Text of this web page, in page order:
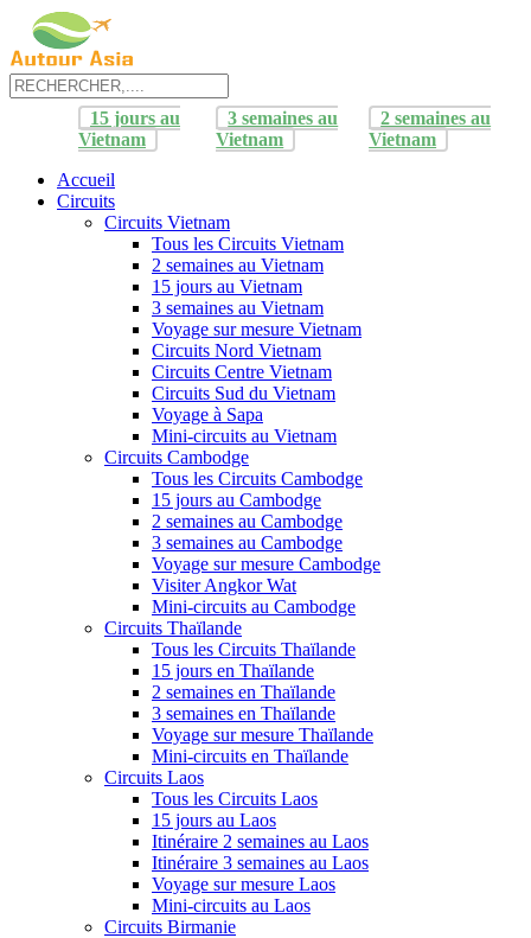
15 jours au
Vietnam
3 semaines au
Vietnam
2 semaines au
Vietnam
Accueil
Circuits
Circuits Vietnam
Tous les Circuits Vietnam
2 semaines au Vietnam
15 jours au Vietnam
3 semaines au Vietnam
Voyage sur mesure Vietnam
Circuits Nord Vietnam
Circuits Centre Vietnam
Circuits Sud du Vietnam
Voyage à Sapa
Mini-circuits au Vietnam
Circuits Cambodge
Tous les Circuits Cambodge
15 jours au Cambodge
2 semaines au Cambodge
3 semaines au Cambodge
Voyage sur mesure Cambodge
Visiter Angkor Wat
Mini-circuits au Cambodge
Circuits Thaïlande
Tous les Circuits Thaïlande
15 jours en Thaïlande
2 semaines en Thaïlande
3 semaines en Thaïlande
Voyage sur mesure Thaïlande
Mini-circuits en Thaïlande
Circuits Laos
Tous les Circuits Laos
15 jours au Laos
Itinéraire 2 semaines au Laos
Itinéraire 3 semaines au Laos
Voyage sur mesure Laos
Mini-circuits au Laos
Circuits Birmanie